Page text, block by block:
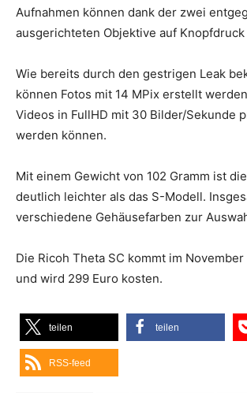
Aufnahmen können dank der zwei
ausgerichteten Objektive auf
Wie bereits durch den gestrigen Leak
können Fotos mit 14 MPix erstellt
Videos in FullHD mit 30 Bilder/Sekunde
werden können.
Mit einem Gewicht von 102 Gramm ist
deutlich leichter als das S-Modell.
verschiedene Gehäusefarben zur
Die Ricoh Theta SC kommt im
und wird 299 Euro kosten.
teilen teilen
RSS-feed